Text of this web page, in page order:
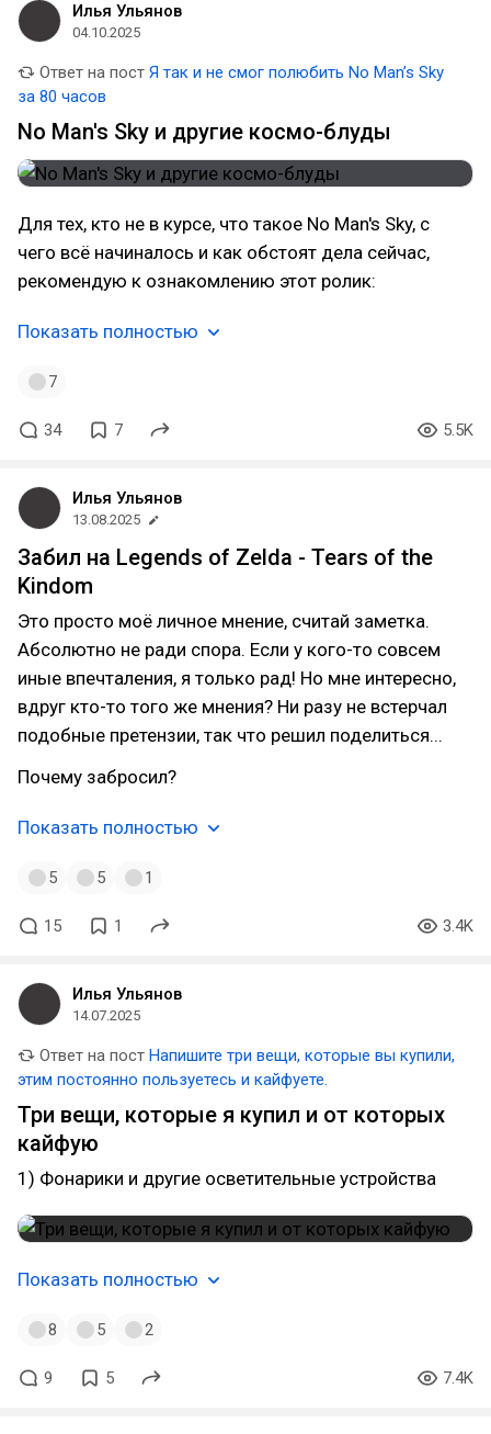
Илья Ульянов
04.10.2025
Ответ на пост Я так и не смог полюбить No Man’s Sky
за 80 часов
No Man's Sky и другие космо-блуды
Для тех, кто не в курсе, что такое No Man's Sky, с
чего всё начиналось и как обстоят дела сейчас,
рекомендую к ознакомлению этот ролик:
Показать полностью
7
34 7 5.5K
Илья Ульянов
13.08.2025
Забил на Legends of Zelda - Tears of the
Kindom
Это просто моё личное мнение, считай заметка.
Абсолютно не ради спора. Если у кого-то совсем
иные впечталения, я только рад! Но мне интересно,
вдруг кто-то того же мнения? Ни разу не встерчал
подобные претензии, так что решил поделиться...
Почему забросил?
Показать полностью
5 5 1
15 1 3.4K
Илья Ульянов
14.07.2025
Ответ на пост Напишите три вещи, которые вы купили,
этим постоянно пользуетесь и кайфуете.
Три вещи, которые я купил и от которых
кайфую
1) Фонарики и другие осветительные устройства
Показать полностью
8 5 2
9 5 7.4K